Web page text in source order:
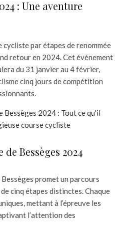
: Une aventure
cycliste par étapes de renommée
retour en 2024. Cet événement
du 31 janvier au 4 février,
cinq jours de compétition
Bessèges 2024 : Tout ce qu’il
course cycliste
de Bessèges 2024
Bessèges promet un parcours
cinq étapes distinctes. Chaque
mettant à l’épreuve les
l’attention des